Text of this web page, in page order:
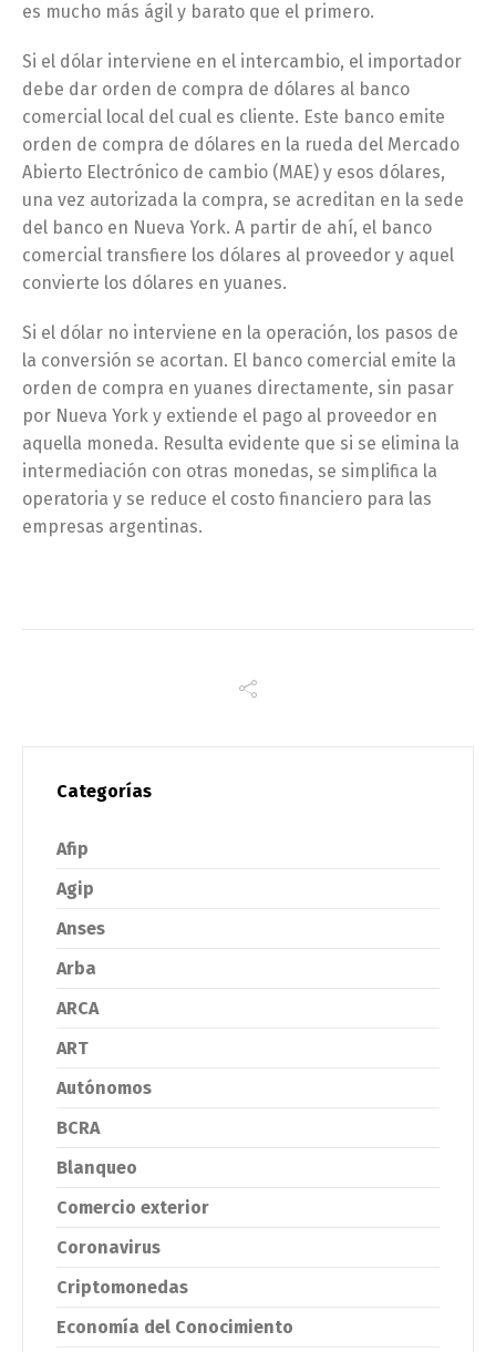
es mucho más ágil y barato que el primero.
Si el dólar interviene en el intercambio, el importador
debe dar orden de compra de dólares al banco
comercial local del cual es cliente. Este banco emite
orden de compra de dólares en la rueda del Mercado
Abierto Electrónico de cambio (MAE) y esos dólares,
una vez autorizada la compra, se acreditan en la sede
del banco en Nueva York. A partir de ahí, el banco
comercial transfiere los dólares al proveedor y aquel
convierte los dólares en yuanes.
Si el dólar no interviene en la operación, los pasos de
la conversión se acortan. El banco comercial emite la
orden de compra en yuanes directamente, sin pasar
por Nueva York y extiende el pago al proveedor en
aquella moneda. Resulta evidente que si se elimina la
intermediación con otras monedas, se simplifica la
operatoria y se reduce el costo financiero para las
empresas argentinas.
Categorías
Afip
Agip
Anses
Arba
ARCA
ART
Autónomos
BCRA
Blanqueo
Comercio exterior
Coronavirus
Criptomonedas
Economía del Conocimiento